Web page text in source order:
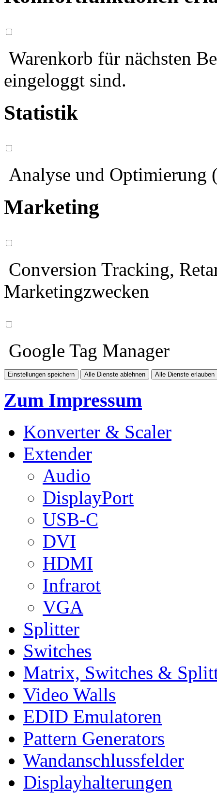
Warenkorb für nächsten
eingeloggt sind.
Statistik
Analyse und Optimierung
Marketing
Conversion Tracking,
Marketingzwecken
Google Tag Manager
Einstellungen speichern Alle Dienste ablehnen Alle Dienste erlauben
Zum Impressum
Konverter & Scaler
Extender
Audio
DisplayPort
USB-C
DVI
HDMI
Infrarot
VGA
Splitter
Switches
Matrix, Switches &
Video Walls
EDID Emulatoren
Pattern Generators
Wandanschlussfelder
Displayhalterungen